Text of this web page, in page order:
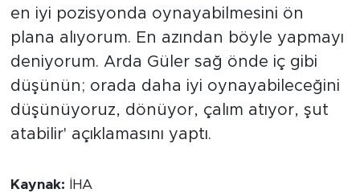
en iyi pozisyonda oynayabilmesini ön
plana alıyorum. En azından böyle yapmayı
deniyorum. Arda Güler sağ önde iç gibi
düşünün; orada daha iyi oynayabileceğini
düşünüyoruz, dönüyor, çalım atıyor, şut
atabilir' açıklamasını yaptı.
Kaynak: İHA